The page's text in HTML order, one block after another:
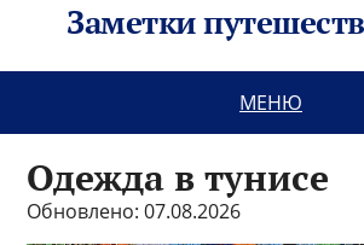
Заметки
МЕНЮ
Одежда в тунисе
Обновлено: 07.08.2026